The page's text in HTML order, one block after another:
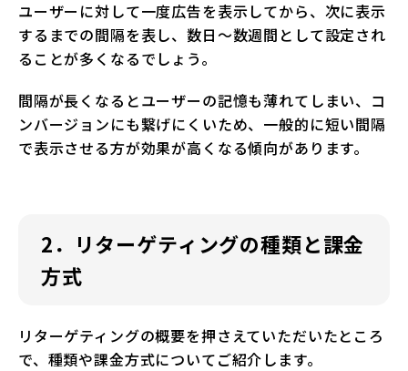
ユーザーに対して一度広告を表示してから、次に表示
するまでの間隔を表し、数日〜数週間として設定され
ることが多くなるでしょう。
間隔が長くなるとユーザーの記憶も薄れてしまい、コ
ンバージョンにも繋げにくいため、一般的に短い間隔
で表示させる方が効果が高くなる傾向があります。
2．リターゲティングの種類と課金
方式
リターゲティングの概要を押さえていただいたところ
で、種類や課金方式についてご紹介します。